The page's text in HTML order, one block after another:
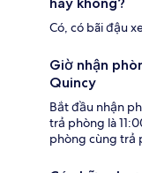
Có, có bãi đậu
Giờ nhận
Quincy
Bắt đầu nhận
trả phòng là
phòng cùng trả